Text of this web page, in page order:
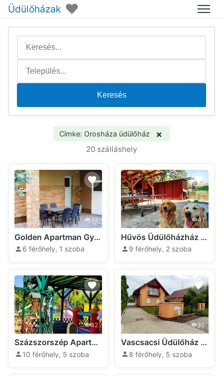
Üdülőházak ♥ Menü
Keresés
Címke: Orosháza üdülőház ×
20 szálláshely
32
Golden Apartman Gyopárosfürdő Orosháza
6 férőhely, 1 szoba
41
Hűvös Üdülőházház Orosháza
9 férőhely, 2 szoba
42
Százszorszép Apartman Orosháza
10 férőhely, 5 szoba
35
Vascsacsi Üdülőház Orosháza
8 férőhely, 5 szoba